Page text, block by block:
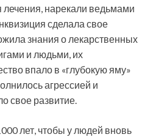
лечения, нарекали ведьмами
сделала свое
знания о лекарственных
и людьми, их
впало в «глубокую яму»
агрессией и
свое развитие.
лет, чтобы у людей вновь